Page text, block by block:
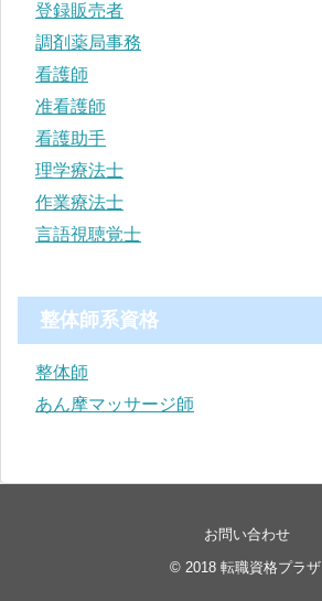
登録販売者
調剤薬局事務
看護師
准看護師
看護助手
理学療法士
作業療法士
言語視聴覚士
整体師系資格
整体師
あん摩マッサージ師
お問い合わせ
© 2018 転職資格プラザ.